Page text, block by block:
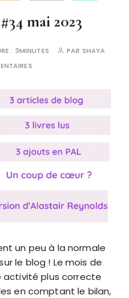
mai 2023
: 3MINUTES PAR SHAYA
un peu à la normale
le blog ! Le mois de
activité plus correcte
en comptant le bilan,